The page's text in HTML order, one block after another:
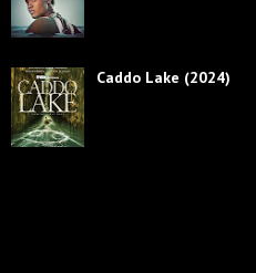
Caddo Lake (2024)